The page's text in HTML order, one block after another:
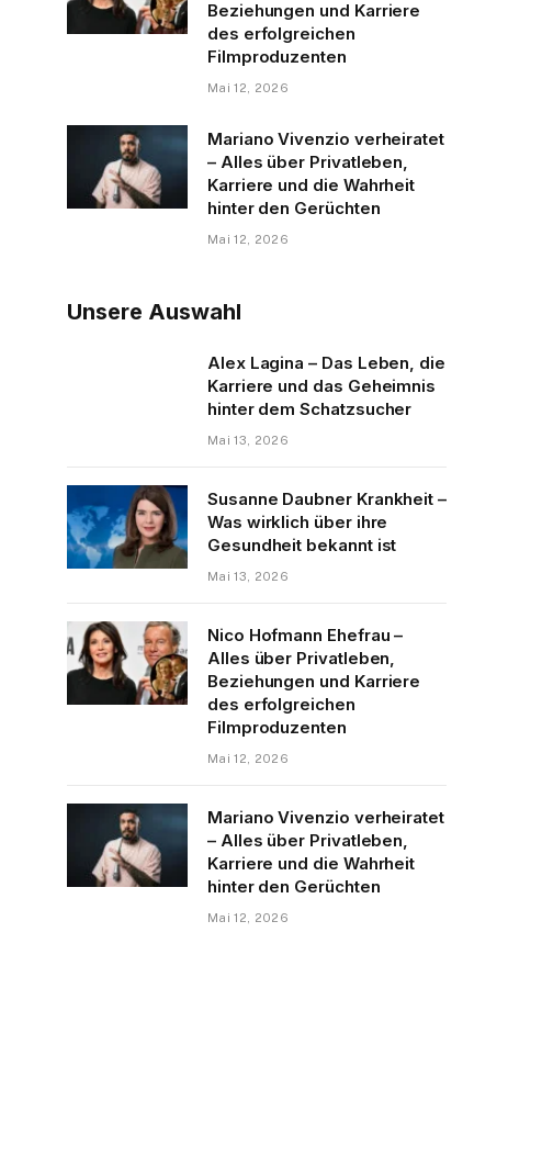
Beziehungen und Karriere
des erfolgreichen
Filmproduzenten
Mai 12, 2026
Mariano Vivenzio verheiratet
– Alles über Privatleben,
Karriere und die Wahrheit
hinter den Gerüchten
Mai 12, 2026
Unsere Auswahl
Alex Lagina – Das Leben, die
Karriere und das Geheimnis
hinter dem Schatzsucher
Mai 13, 2026
Susanne Daubner Krankheit –
Was wirklich über ihre
Gesundheit bekannt ist
Mai 13, 2026
Nico Hofmann Ehefrau –
Alles über Privatleben,
Beziehungen und Karriere
des erfolgreichen
Filmproduzenten
Mai 12, 2026
Mariano Vivenzio verheiratet
– Alles über Privatleben,
Karriere und die Wahrheit
hinter den Gerüchten
Mai 12, 2026